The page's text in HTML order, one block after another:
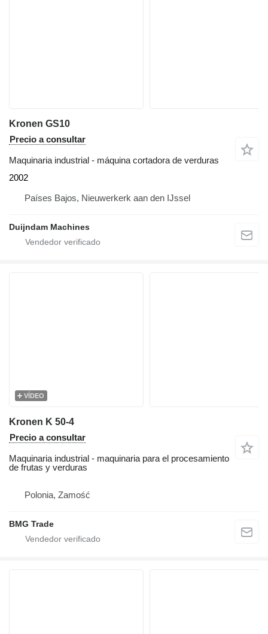
Kronen GS10
Precio a consultar
Maquinaria industrial - máquina cortadora de verduras
2002
Países Bajos, Nieuwerkerk aan den IJssel
Duijndam Machines
VÍDEO
Kronen K 50-4
Precio a consultar
Maquinaria industrial - maquinaria para el procesamiento
de frutas y verduras
Polonia, Zamość
BMG Trade